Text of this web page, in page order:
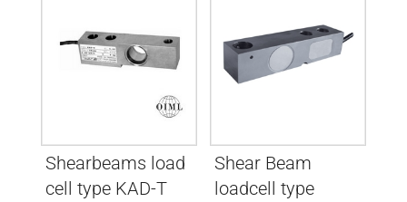
Shearbeams load
cell type KAD-T
Shear Beam
loadcell type